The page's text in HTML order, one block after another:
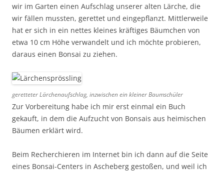
wir im Garten einen Aufschlag unserer alten Lärche, die
wir fällen mussten, gerettet und eingepflanzt. Mittlerweile
hat er sich in ein nettes kleines kräftiges Bäumchen von
etwa 10 cm Höhe verwandelt und ich möchte probieren,
daraus einen Bonsai zu ziehen.
geretteter Lärchenaufschlag, inzwischen ein kleiner Baumschüler
Zur Vorbereitung habe ich mir erst einmal ein Buch
gekauft, in dem die Aufzucht von Bonsais aus heimischen
Bäumen erklärt wird.
Beim Recherchieren im Internet bin ich dann auf die Seite
eines Bonsai-Centers in Ascheberg gestoßen, und weil ich